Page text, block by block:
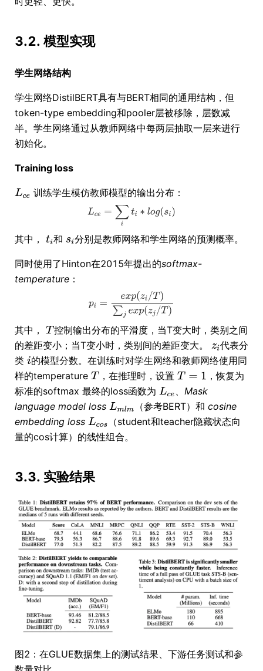
3.2. 模型实现
学生网络结构
学生网络DistilBERT具有与BERT相同的通用结构，但
token-type embedding和pooler层被移除，层数减
半。学生网络通过从教师网络中每两层抽取一层来进行
初始化。
Training loss
训练学生模仿教师模型的输出分布：
其中， 和 分别是教师网络和学生网络的预测概率。
同时使用了Hinton在2015年提出的softmax-
temperature ：
其中，
控制输出分布的平滑度，当T变大时，类别之间
的差距变小；当T变小时，类别间的差距变大。
代表分
类
的模型分数。在训练时对学生网络和教师网络使用同
样的temperature
，在推理时，设置
，恢复为
标准的softmax 最终的loss函数为
Mask
language model loss
（参考BERT）和cosine
embedding loss
（student和teacher隐藏状态向
量的cos计算）的线性组合。
3.3. 实验结果
图2：在GLUE数据集上的测试结果、下游任务测试和参